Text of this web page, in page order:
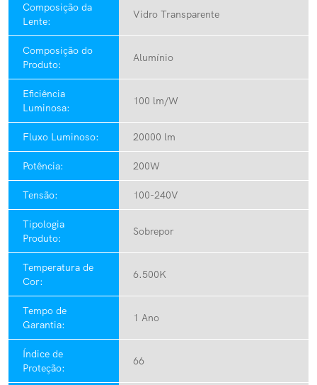
Composição da
Lente:
Vidro Transparente
Composição do
Produto:
Alumínio
Eficiência
Luminosa:
100 lm/W
Fluxo Luminoso: 20000 lm
Potência: 200W
Tensão: 100-240V
Tipologia
Produto:
Sobrepor
Temperatura de
Cor:
6.500K
Tempo de
Garantia:
1 Ano
Índice de
Proteção:
66